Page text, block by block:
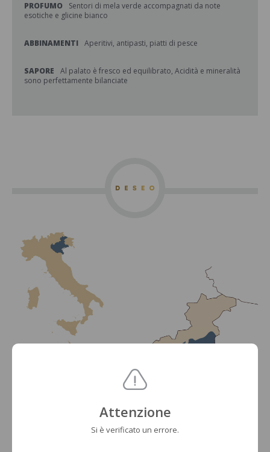
PROFUMO
Sentori di mela verde accompagnati da note
esotiche e glicine bianco
ABBINAMENTI Aperitivi, antipasti, piatti di pesce
SAPORE
Al palato è fresco ed equilibrato, Acidità e mineralità
sono perfettamente bilanciate
Attenzione
Si è verificato un errore.